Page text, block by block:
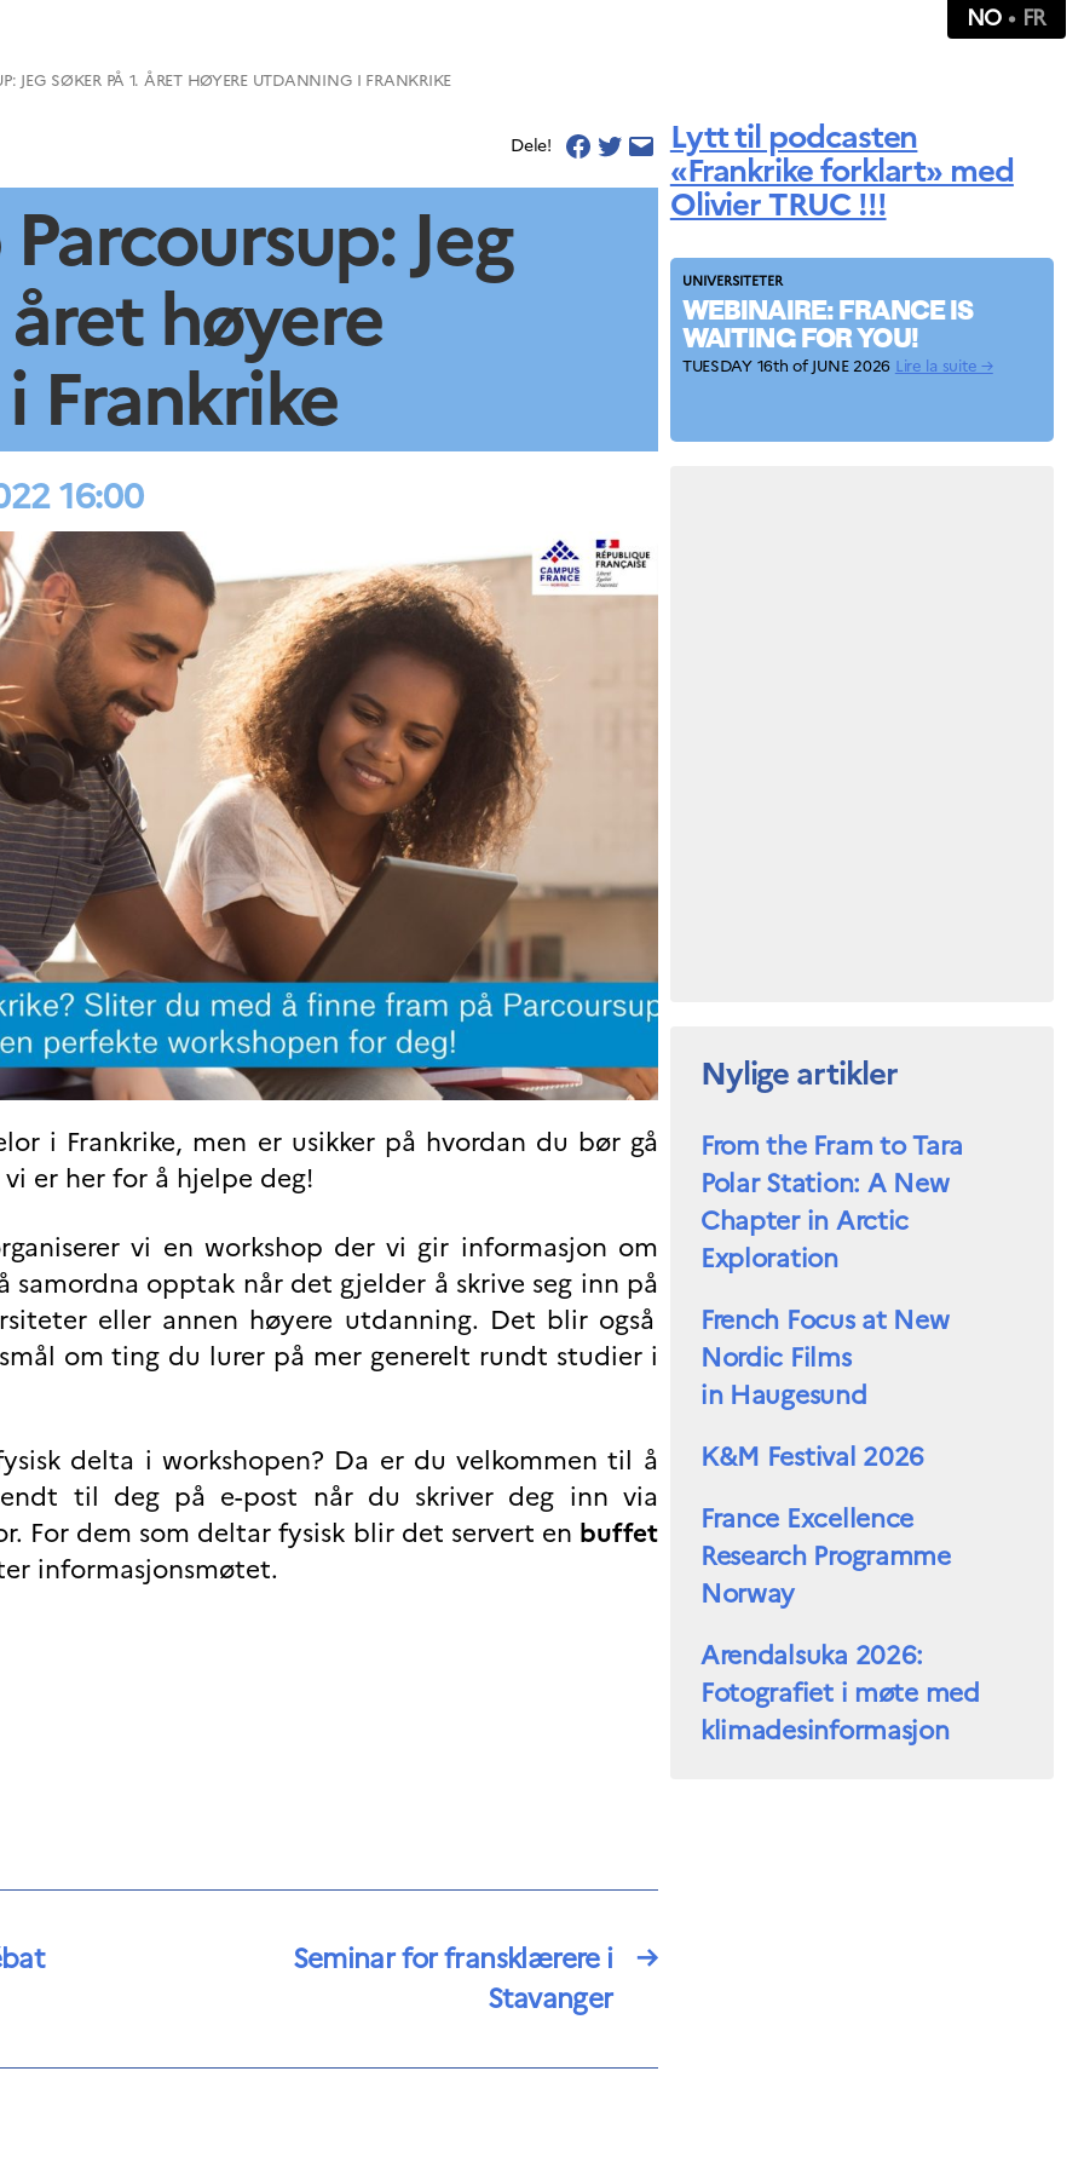
NO FR
JEG SØKER PÅ 1. ÅRET HØYERE UTDANNING I FRANKRIKE
Dele!
Jeg
året høyere
Frankrike
16:00
i Frankrike, men er usikker på hvordan du bør gå
er her for å hjelpe deg!
vi en workshop der vi gir informasjon om
samordna opptak når det gjelder å skrive seg inn på
eller annen høyere utdanning. Det blir også
om ting du lurer på mer generelt rundt studier i
delta i workshopen? Da er du velkommen til å
til deg på e-post når du skriver deg inn via
For dem som deltar fysisk blir det servert en buffet
informasjonsmøtet.
→
Seminar for fransklærere i
Stavanger
Lytt til podcasten
«Frankrike forklart» med
Olivier TRUC !!!
UNIVERSITETER
WEBINAIRE: FRANCE IS
WAITING FOR YOU!
TUESDAY 16th of JUNE 2026 Lire la suite →
Nylige artikler
From the Fram to Tara
Polar Station: A New
Chapter in Arctic
Exploration
French Focus at New
Nordic Films
in Haugesund
K&M Festival 2026
France Excellence
Research Programme
Norway
Arendalsuka 2026:
Fotografiet i møte med
klimadesinformasjon